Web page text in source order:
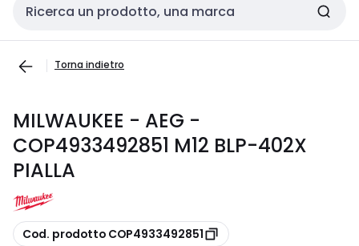
Cerca input
Torna indietro
MILWAUKEE - AEG -
COP4933492851 M12 BLP-402X
PIALLA
copia
Cod. prodotto COP4933492851